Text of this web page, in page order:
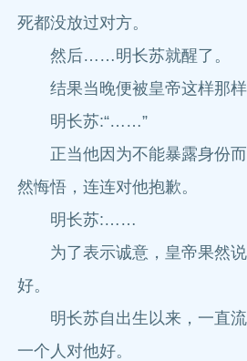
死都没放过对方。
然后……明长苏就醒了。
结果当晚便被皇帝这样那样
明长苏:“……”
正当他因为不能暴露身份而
然悔悟，连连对他抱歉。
明长苏:……
为了表示诚意，皇帝果然说
好。
明长苏自出生以来，一直流
一个人对他好。